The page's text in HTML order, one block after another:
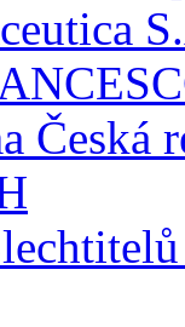
Česká